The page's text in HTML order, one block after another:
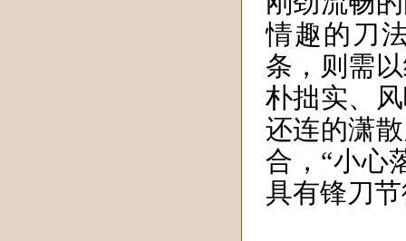
情趣的刀
条，则需
朴拙实、
还连的潇
合，“小心
具有锋刀